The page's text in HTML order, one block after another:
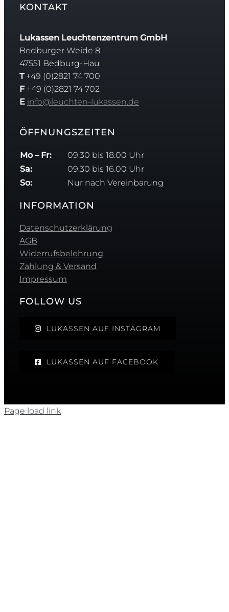
KONTAKT
Lukassen Leuchtenzentrum GmbH
Bedburger Weide 8
47551 Bedburg-Hau
T+49 (0)2821 74 700
F+49 (0)2821 74 702
E info@leuchten-lukassen.de
ÖFFNUNGSZEITEN
Mo – Fr:
09.30 bis 18.00 Uhr
Sa:
09.30 bis 16.00 Uhr
So:
Nur nach Vereinbarung
INFORMATION
Datenschutzerklärung
AGB
Widerrufsbelehrung
Zahlung & Versand
Impressum
FOLLOW US
LUKASSEN AUF INSTAGRAM
LUKASSEN AUF FACEBOOK
Page load link